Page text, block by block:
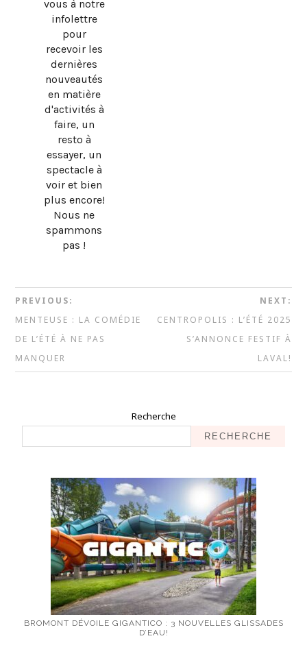
vous à notre
infolettre
pour
recevoir les
dernières
nouveautés
en matière
d'activités à
faire, un
resto à
essayer, un
spectacle à
voir et bien
plus encore!
Nous ne
spammons
pas !
PREVIOUS:
MENTEUSE : LA COMÉDIE
DE L’ÉTÉ À NE PAS
MANQUER
NEXT:
CENTROPOLIS : L’ÉTÉ 2025
S’ANNONCE FESTIF À
LAVAL!
Recherche
RECHERCHE
BROMONT DÉVOILE GIGANTICO : 3 NOUVELLES GLISSADES
D’EAU!